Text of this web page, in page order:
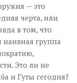
— это
черта, или
в том, что
группа
Это ли не
и Гуты сегодня?